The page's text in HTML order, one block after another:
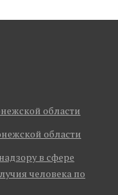
области
области
в сфере
человека по